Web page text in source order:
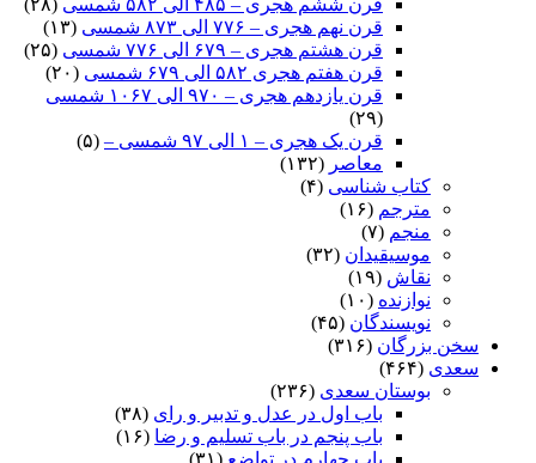
قرن ششم هجری – ۴۸۵ الی ۵۸۲ شمسی
(۲۸)
قرن نهم هجری – ۷۷۶ الی ۸۷۳ شمسی
(۱۳)
قرن هشتم هجری – ۶۷۹ الی ۷۷۶ شمسی
(۲۵)
قرن هفتم هجری ۵۸۲ الی ۶۷۹ شمسی
(۲۰)
قرن یازدهم هجری – ۹۷۰ الی ۱۰۶۷ شمسی
(۲۹)
قرن یک هجری – ۱ الی ۹۷ شمسی –
(۵)
معاصر (۱۳۲)
کتاب شناسی (۴)
مترجم (۱۶)
منجم (۷)
موسیقیدان (۳۲)
نقاش (۱۹)
نوازنده (۱۰)
نویسندگان (۴۵)
سخن بزرگان (۳۱۶)
سعدی (۴۶۴)
بوستان سعدی (۲۳۶)
باب اول در عدل و تدبیر و رای (۳۸)
باب پنجم در باب تسلیم و رضا (۱۶)